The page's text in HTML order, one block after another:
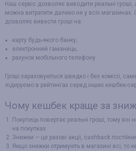
Наш сервіс дозволяє виводити реальні гроші,
можна витратити далеко не у всіх магазинах.
дозволяє вивести гроші на:
карту будь-якого банку;
електронний гаманець;
рахунок мобільного телефону.
Гроші зараховуються швидко і без комісії,
лідируємо в рейтингах серед інших кешбек-
Чому кешбек краще за
Покупець повертає реальні гроші, тому
на покупках.
Знижки — це разові акції, cashback
Якщо знижки отримують в магазині всі, то